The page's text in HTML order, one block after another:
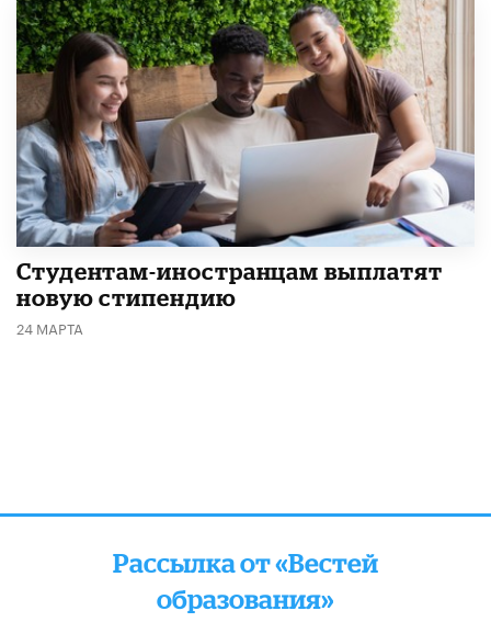
Студентам-иностранцам выплатят
новую стипендию
24 МАРТА
Рассылка от «Вестей
образования»